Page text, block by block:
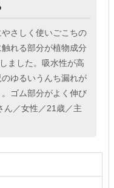
さしく使いごこちの
れる部分が植物成分
ました。吸水性が高
ゆるいうんち漏れが
ゴム部分がよく伸び
ん／女性／21歳／主